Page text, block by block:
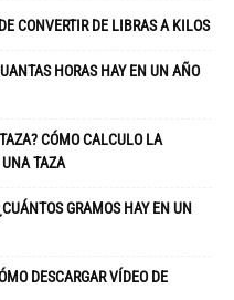
CONVERTIR DE LIBRAS A KILOS
HORAS HAY EN UN AÑO
CÓMO CALCULO LA
TAZA
GRAMOS HAY EN UN
DESCARGAR VÍDEO DE